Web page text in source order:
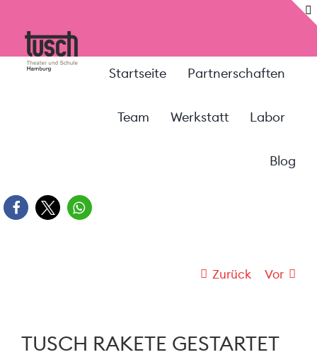
springen
Startseite Partnerschaften
Team Werkstatt Labor
Blog
Zurück Vor
TUSCH RAKETE GESTARTET